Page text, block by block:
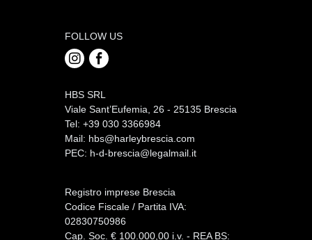
FOLLOW US
HBS SRL
Viale Sant’Eufemia, 26 - 25135 Brescia
Tel: +39 030 3366984
Mail: hbs@harleybrescia.com
PEC: h-d-brescia@legalmail.it
Registro imprese Brescia
Codice Fiscale / Partita IVA:
02830750986
Cap. Soc. € 100.000,00 i.v. - REA BS: